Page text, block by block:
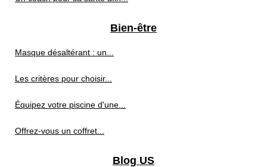
Bien-être
Masque désaltérant : un...
Les critères pour choisir...
Équipez votre piscine d'une...
Offrez-vous un coffret...
Blog US